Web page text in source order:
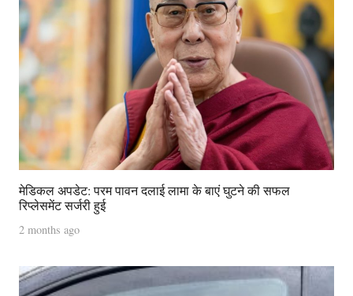
मेडिकल अपडेट: परम पावन दलाई लामा के बाएं घुटने की सफल
रिप्लेसमेंट सर्जरी हुई
2 months ago